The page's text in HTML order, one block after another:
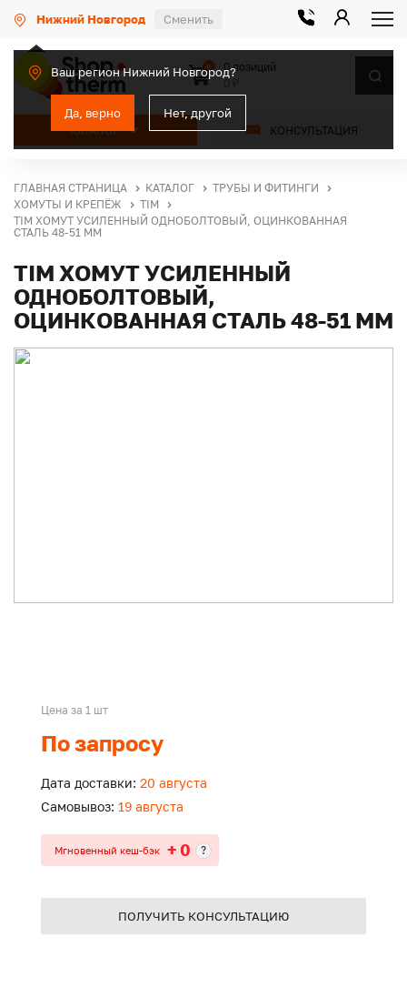
Нижний Новгород Сменить
Ваш регион Нижний Новгород?
Да, верно Нет, другой
КАТАЛОГ КОНСУЛЬТАЦИЯ
0
0 позиций
ГЛАВНАЯ СТРАНИЦА КАТАЛОГ
ТРУБЫ И ФИТИНГИ
ХОМУТЫ И КРЕПЁЖ
TIM
TIM ХОМУТ УСИЛЕННЫЙ ОДНОБОЛТОВЫЙ, ОЦИНКОВАННАЯ
СТАЛЬ 48-51 ММ
TIM ХОМУТ УСИЛЕННЫЙ
ОДНОБОЛТОВЫЙ,
ОЦИНКОВАННАЯ СТАЛЬ 48-51 ММ
Цена за 1 шт
По запросу
Дата доставки: 20 августа
Самовывоз: 19 августа
Мгновенный кеш-бэк + 0 ?
ПОЛУЧИТЬ КОНСУЛЬТАЦИЮ